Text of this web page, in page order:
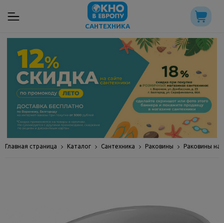
САНТЕХНИКА
Главная страница Каталог Сантехника Раковины Раковины